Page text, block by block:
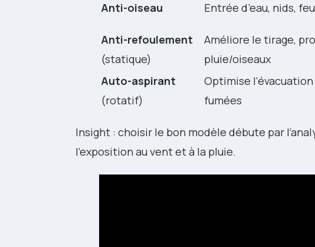
Anti-oiseau Entrée d’eau, nids,
Anti-refoulement
(statique)
Améliore le tirage,
pluie/oiseaux
Auto-aspirant
(rotatif)
Optimise
fumées
Insight : choisir le bon modèle débute par
l’exposition au vent et à la pluie.